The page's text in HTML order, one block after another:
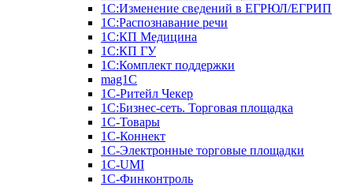
1С:Изменение сведений в ЕГРЮЛ/ЕГРИП
1С:Распознавание речи
1С:КП Медицина
1С:КП ГУ
1С:Комплект поддержки
mag1C
1С-Ритейл Чекер
1С:Бизнес-сеть. Торговая площадка
1С-Товары
1С-Коннект
1С-Электронные торговые площадки
1C-UMI
1С-Финконтроль